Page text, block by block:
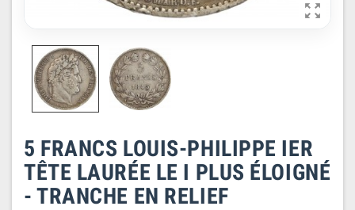

5 FRANCS LOUIS-PHILIPPE IER
TÊTE LAURÉE LE I PLUS ÉLOIGNÉ
- TRANCHE EN RELIEF